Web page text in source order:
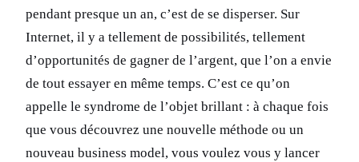
pendant presque un an, c’est de se disperser. Sur
Internet, il y a tellement de possibilités, tellement
d’opportunités de gagner de l’argent, que l’on a envie
de tout essayer en même temps. C’est ce qu’on
appelle le syndrome de l’objet brillant : à chaque fois
que vous découvrez une nouvelle méthode ou un
nouveau business model, vous voulez vous y lancer